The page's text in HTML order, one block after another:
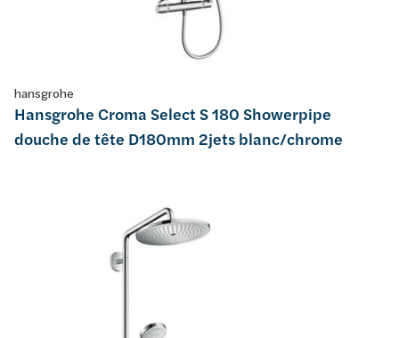
hansgrohe
Hansgrohe Croma Select S 180 Showerpipe
douche de tête D180mm 2jets blanc/chrome